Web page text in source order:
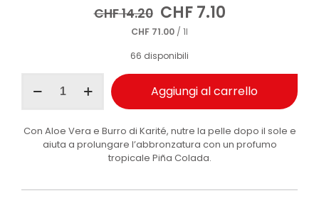
CHF14.20 Il
prezzo
originale
era:
CHF 14.20.
CHF7.10Il
CHF 71.00 / 1l
66 disponibili
Bay
Lime
Coolada
Aggiungi al carrello
Con Aloe Vera e Burro di Karité, nutre la pelle dopo il sole e
aiuta a prolungare l’abbronzatura con un profumo
tropicale Piña Colada.